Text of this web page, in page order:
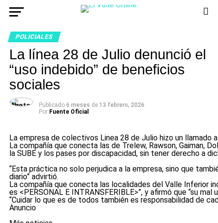
POLICIALES
La línea 28 de Julio denunció el
“uso indebido” de beneficios
sociales
Publicado 6 meses de 13 febrero, 2026
Por Fuente Oficial
La empresa de colectivos Linea 28 de Julio hizo un llamado
La compañía que conecta las de Trelew, Rawson, Gaiman,
la SUBE y los pases por discapacidad, sin tener derecho a
“Esta práctica no solo perjudica a la empresa, sino que
diario” advirtió.
La compañía que conecta las localidades del Valle Inferior
es <PERSONAL E INTRANSFERIBLE>”, y afirmó que “su
“Cuidar lo que es de todos también es responsabilidad de
Anuncio